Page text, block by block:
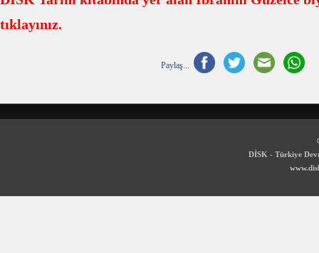
tıklayınız.
Paylaş...
DİSK - Türkiye